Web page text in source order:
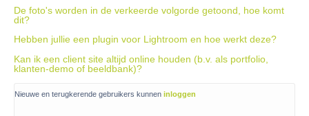
De foto's worden in de verkeerde volgorde getoond, hoe komt
dit?
Hebben jullie een plugin voor Lightroom en hoe werkt deze?
Kan ik een client site altijd online houden (b.v. als portfolio,
klanten-demo of beeldbank)?
Nieuwe en terugkerende gebruikers kunnen inloggen